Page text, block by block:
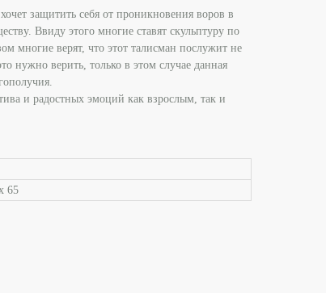
защитить себя от проникновения воров в
Ввиду этого многие ставят скульптуру по
многие верят, что этот талисман послужит не
нужно верить, только в этом случае данная
и радостных эмоций как взрослым, так и
65